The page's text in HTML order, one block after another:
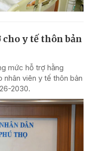
cho y tế thôn bản
mức hỗ trợ hằng
nhân viên y tế thôn bản
2030.